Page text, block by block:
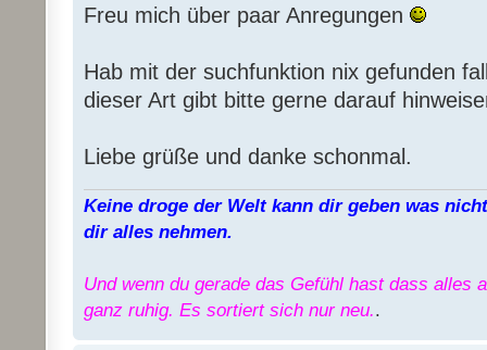
Freu mich über paar Anregungen
Hab mit der suchfunktion nix gefunden
dieser Art gibt bitte gerne darauf
Liebe grüße und danke schonmal.
Keine droge der Welt kann dir geben was
dir alles nehmen.
Und wenn du gerade das Gefühl hast dass alles
ganz ruhig. Es sortiert sich nur neu..